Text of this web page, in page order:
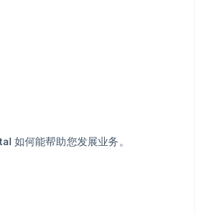
如何能帮助您发展业务。